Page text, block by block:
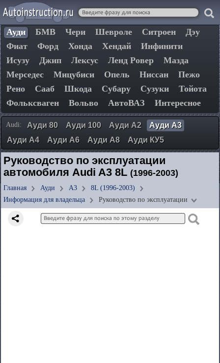
Ауди БМВ Чери Шевроле Ситроен
Дэу
Фиат
Форд Хонда Хендай
Инфинити
Исузу
Джип Лексус Ленд Ровер
Мазда
Мерседес
Мицубиси Опель Ниссан
Пежо
Рено
Сааб Шкода Субару Сузуки
Тойота
Фольксваген
Вольво АвтоВАЗ Интересное
Audi: Ауди 80 Ауди 100 Ауди А2
Ауди А3
Ауди А4
Ауди А6 Ауди А8 Ауди КУ5
Руководство по эксплуатации
автомобиля Audi A3 8L (1996-2003)
Главная Ауди А3
8L (1996-2003)
Информация для владельца
Руководство по эксплуатации